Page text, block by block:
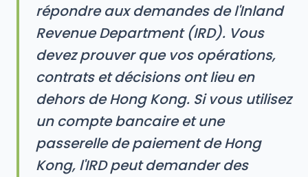
répondre aux demandes de l'Inland
Revenue Department (IRD). Vous
devez prouver que vos opérations,
contrats et décisions ont lieu en
dehors de Hong Kong. Si vous utilisez
un compte bancaire et une
passerelle de paiement de Hong
Kong, l'IRD peut demander des